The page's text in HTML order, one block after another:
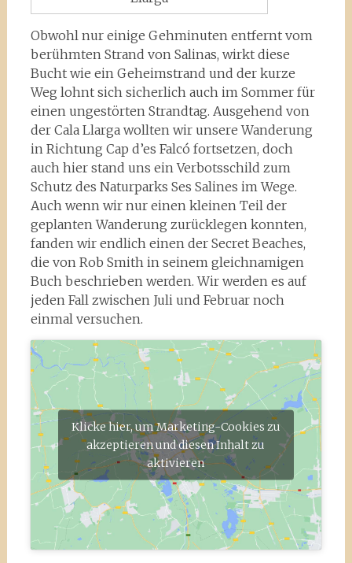
Obwohl nur einige Gehminuten entfernt vom
berühmten Strand von Salinas, wirkt diese
Bucht wie ein Geheimstrand und der kurze
Weg lohnt sich sicherlich auch im Sommer für
einen ungestörten Strandtag. Ausgehend von
der Cala Llarga wollten wir unsere Wanderung
in Richtung Cap d’es Falcó fortsetzen, doch
auch hier stand uns ein Verbotsschild zum
Schutz des Naturparks Ses Salines im Wege.
Auch wenn wir nur einen kleinen Teil der
geplanten Wanderung zurücklegen konnten,
fanden wir endlich einen der Secret Beaches,
die von Rob Smith in seinem gleichnamigen
Buch beschrieben werden. Wir werden es auf
jeden Fall zwischen Juli und Februar noch
einmal versuchen.
Klicke hier, um Marketing-Cookies zu
akzeptieren und diesen Inhalt zu
aktivieren